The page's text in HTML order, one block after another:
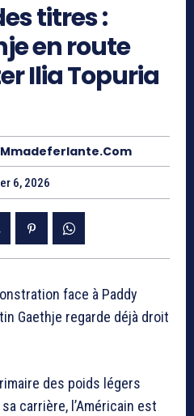
titres :
en route
Ilia Topuria
Mmadeferlante.com
6, 2026
face à Paddy
Gaethje regarde déjà droit
des poids légers
carrière, l’Américain est